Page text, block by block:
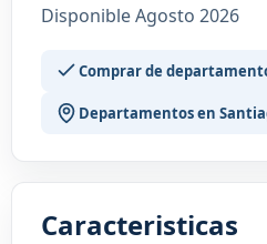
Disponible Agosto 2026
Comprar de
Departamentos en
Caracteristicas